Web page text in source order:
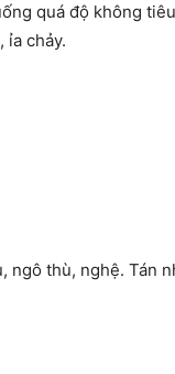
quá độ không
ỉa chảy.
ngô thù, nghệ. Tán